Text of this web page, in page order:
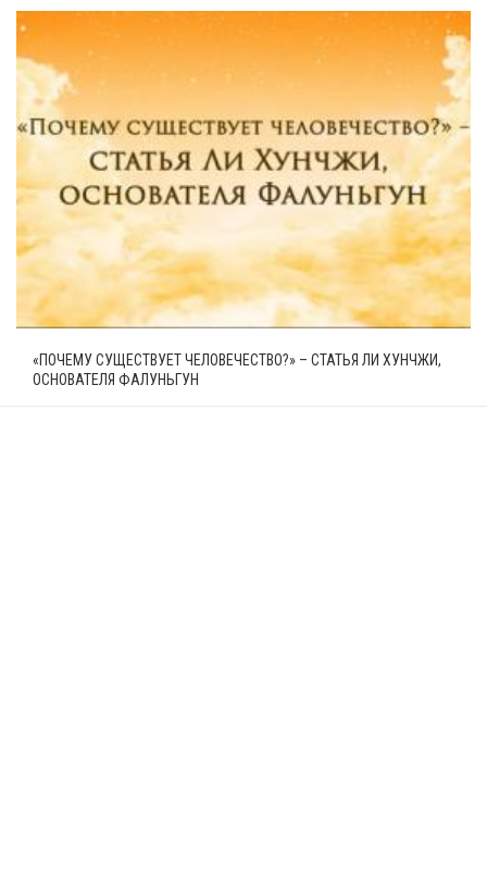
«ПОЧЕМУ СУЩЕСТВУЕТ ЧЕЛОВЕЧЕСТВО?» – СТАТЬЯ ЛИ ХУНЧЖИ,
ОСНОВАТЕЛЯ ФАЛУНЬГУН